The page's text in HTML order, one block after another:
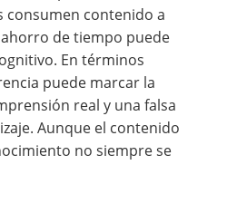
consumen contenido a
de tiempo puede
En términos
puede marcar la
real y una falsa
Aunque el contenido
no siempre se